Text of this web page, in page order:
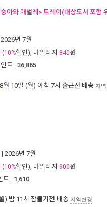
아와 애벌레> 트레이(대상도서 포함
년 7월
(10%할인), 마일리지 840원
트 : 36,865
8월 10일 (월) 아침 7시 출근전 배송 지
| 2026년 7월
(10%할인), 마일리지 900원
트 : 1,610
) 밤 11시 잠들기전 배송 지역변경